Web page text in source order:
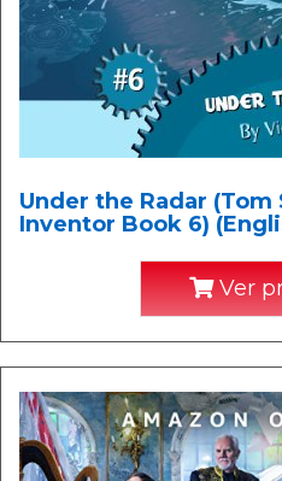
Under the Radar (Tom
Inventor Book 6)
Ver